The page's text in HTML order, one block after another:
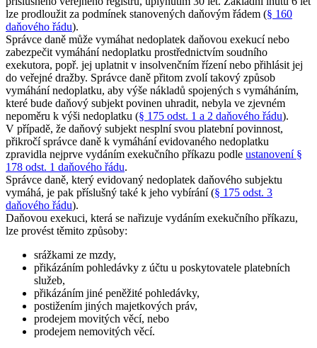
lze prodloužit za podmínek stanovených daňovým řádem (§ 160
daňového řádu).
Správce daně může vymáhat nedoplatek daňovou exekucí nebo
zabezpečit vymáhání nedoplatku prostřednictvím soudního
exekutora, popř. jej uplatnit v insolvenčním řízení nebo přihlásit jej
do veřejné dražby. Správce daně přitom zvolí takový způsob
vymáhání nedoplatku, aby výše nákladů spojených s vymáháním,
které bude daňový subjekt povinen uhradit, nebyla ve zjevném
nepoměru k výši nedoplatku (§ 175 odst. 1 a 2 daňového řádu).
V případě, že daňový subjekt nesplní svou platební povinnost,
přikročí správce daně k vymáhání evidovaného nedoplatku
zpravidla nejprve vydáním exekučního příkazu podle ustanovení §
178 odst. 1 daňového řádu.
Správce daně, který evidovaný nedoplatek daňového subjektu
vymáhá, je pak příslušný také k jeho vybírání (§ 175 odst. 3
daňového řádu).
Daňovou exekuci, která se nařizuje vydáním exekučního příkazu,
lze provést těmito způsoby:
srážkami ze mzdy,
přikázáním pohledávky z účtu u poskytovatele platebních
služeb,
přikázáním jiné peněžité pohledávky,
postižením jiných majetkových práv,
prodejem movitých věcí, nebo
prodejem nemovitých věcí.